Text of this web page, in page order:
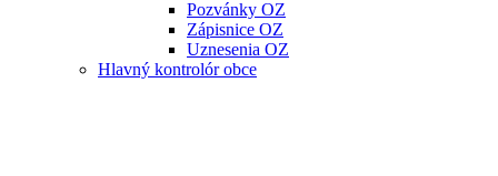
Pozvánky OZ
Zápisnice OZ
Uznesenia OZ
Hlavný kontrolór obce